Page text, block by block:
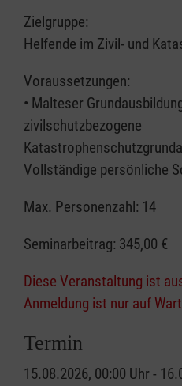
Zielgruppe:
Helfende im Zivil- und
Voraussetzungen:
• Malteser
zivilschutzbezogene
Vollständige persönliche
Max. Personenzahl: 14
Seminarbeitrag: 345,00 €
Diese Veranstaltung ist
Anmeldung ist nur auf
Termin
15.08.2026, 00:00 Uhr -